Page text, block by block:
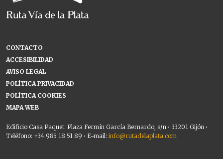
CONTACTO
ACCESIBILIDAD
AVISO LEGAL
POLÍTICA PRIVACIDAD
POLÍTICA COOKIES
MAPA WEB
Edificio Casa Paquet. Plaza Fermín García Bernardo, s/n • 33201 Gijón •
Teléfono: +34 985 18 51 89 • E-mail: info@rutadelaplata.com